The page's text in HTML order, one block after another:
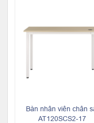
Bàn nhân viên chân
AT120SCS2-17